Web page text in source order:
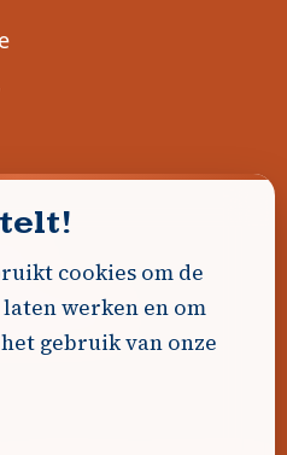
ons!
cookies om de
werken en om
gebruik van onze